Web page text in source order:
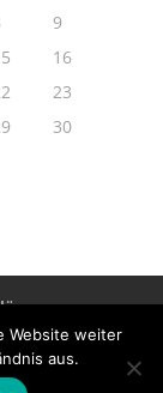
9
16
23
30
Website weiter
aus.